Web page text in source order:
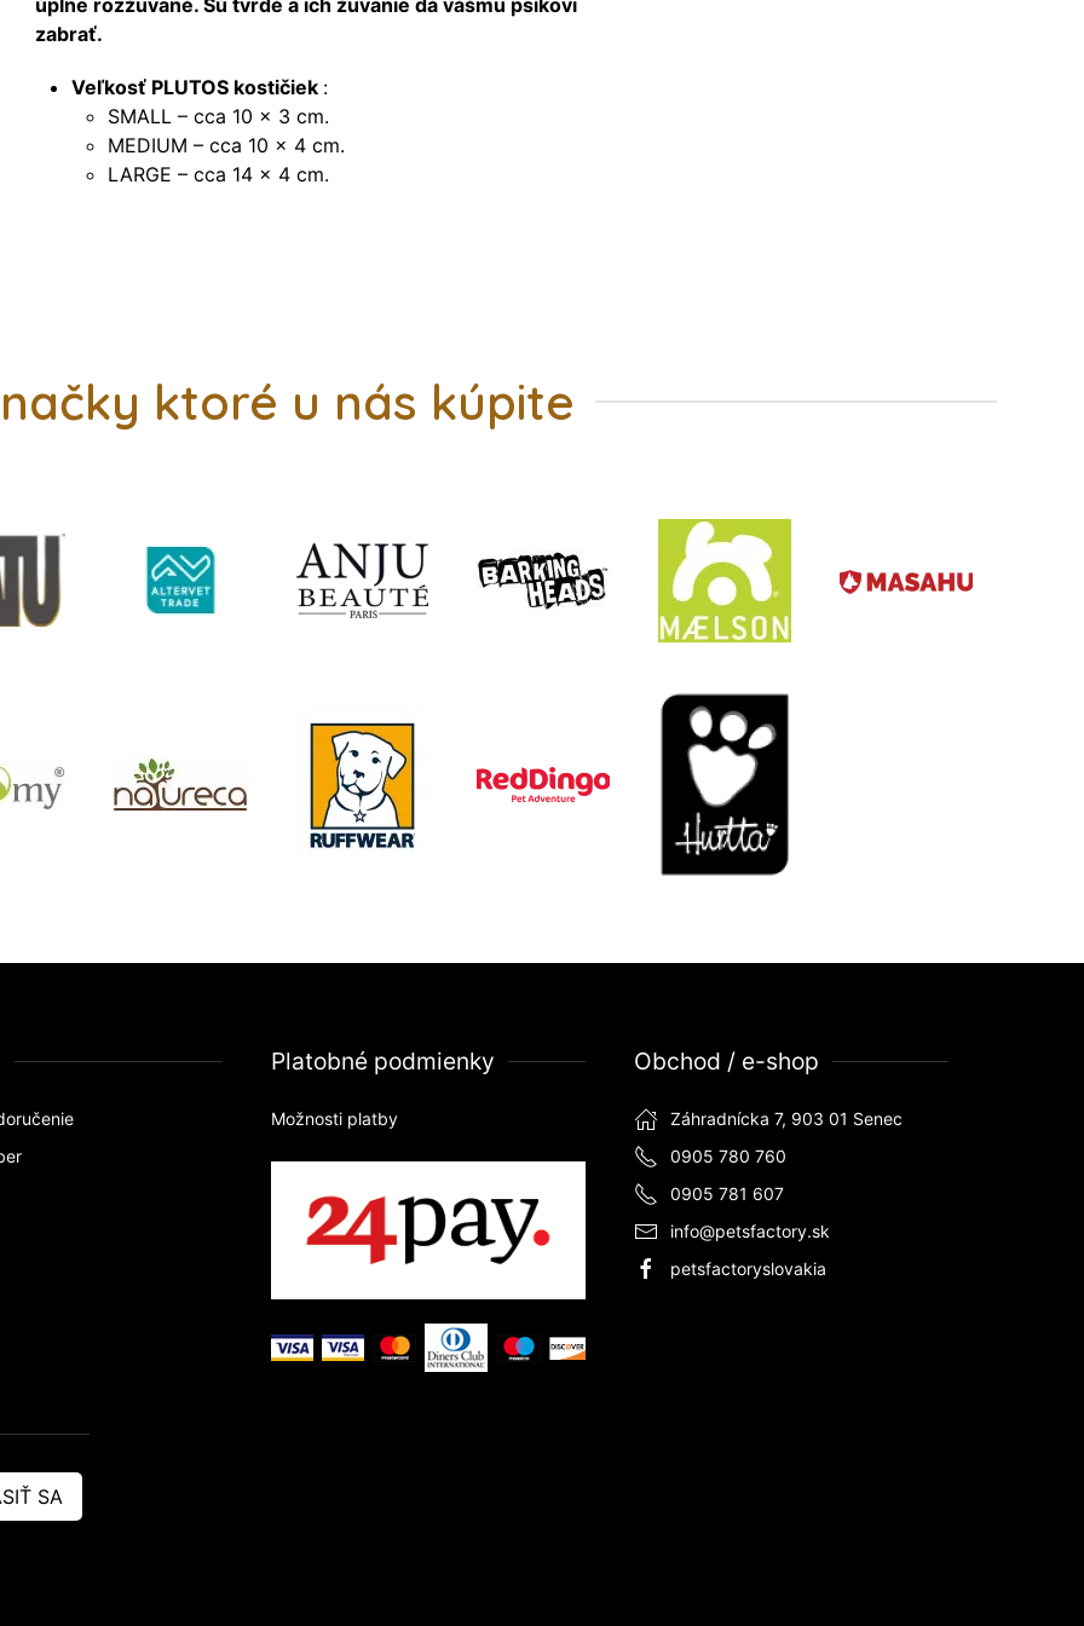
úplne rozžuvané. Sú tvrdé a ich žuvanie dá vášmu psíkovi
zabrať.
Veľkosť PLUTOS kostičiek :
SMALL – cca 10 × 3 cm.
MEDIUM – cca 10 × 4 cm.
LARGE – cca 14 × 4 cm.
ktoré u nás kúpite
Platobné podmienky
Možnosti platby
Obchod / e-shop
Záhradnícka 7, 903 01 Senec
0905 780 760
0905 781 607
info@petsfactory.sk
petsfactoryslovakia
SA